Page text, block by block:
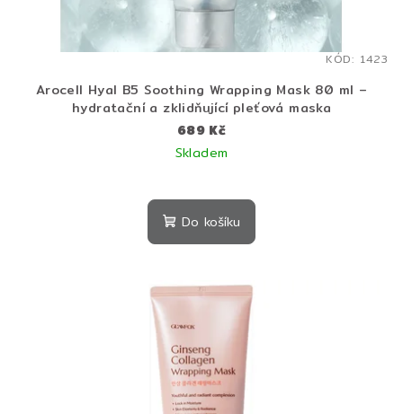
Arocell Hyal B5 Soothing Wrapping Mask 80 ml –
hydratační a zklidňující pleťová maska
689 Kč
Skladem
hodnocení
produktu
5
hvězdiček.
Do košíku
KÓD: 1423